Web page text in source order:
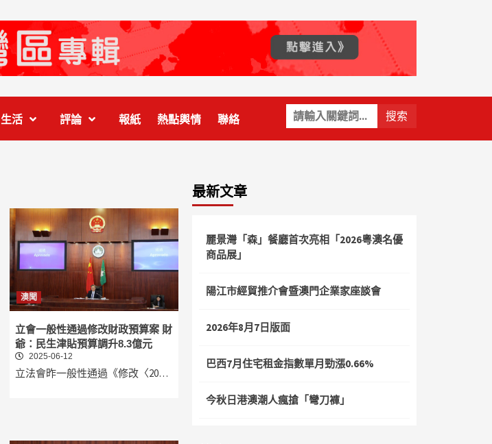
關
鍵
字:
生活 評論 報紙 熱點輿情 聯絡
澳聞
立會一般性通過修改財政預算案 財
爺：民生津貼預算調升8.3億元
2025-06-12
立法會昨一般性通過《修改〈20…
最新文章
麗景灣「森」餐廳首次亮相「2026粵澳名優
商品展」
陽江市經貿推介會暨澳門企業家座談會
2026年8月7日版面
巴西7月住宅租金指數單月勁漲0.66%
今秋日港澳潮人瘋搶「彎刀褲」